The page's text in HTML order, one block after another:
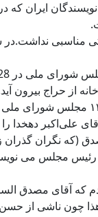
مناسبی نداشت.در
از حراج بیرون
دهخدا را
(که نگران گذران
رئیس مجلس می
که آقای مصدق
هذا چون ناشی از